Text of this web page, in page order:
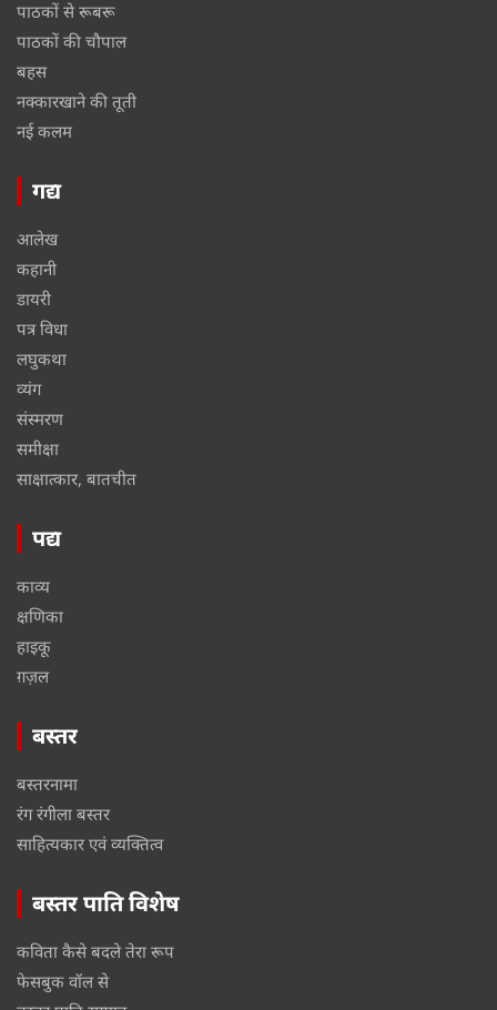
पाठकों से रूबरू
पाठकों की चौपाल
बहस
नक्कारखाने की तूती
नई कलम
गद्य
आलेख
कहानी
डायरी
पत्र विधा
लघुकथा
व्यंग
संस्मरण
समीक्षा
साक्षात्कार, बातचीत
पद्य
काव्य
क्षणिका
हाइकू
ग़ज़ल
बस्तर
बस्तरनामा
रंग रंगीला बस्तर
साहित्यकार एवं व्यक्तित्व
बस्तर पाति विशेष
कविता कैसे बदले तेरा रूप
फेसबुक वॉल से